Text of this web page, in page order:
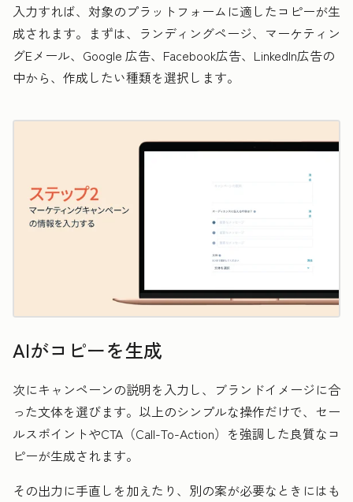
入力すれば、対象のプラットフォームに適したコピーが生
成されます。まずは、ランディングページ、マーケティン
グEメール、Google 広告、Facebook広告、LinkedIn広告の
中から、作成したい種類を選択します。
AIがコピーを生成
次にキャンペーンの説明を入力し、ブランドイメージに合
った文体を選びます。以上のシンプルな操作だけで、セー
ルスポイントやCTA（Call-To-Action）を強調した良質なコ
ピーが生成されます。
その出力に手直しを加えたり、別の案が必要なときにはも